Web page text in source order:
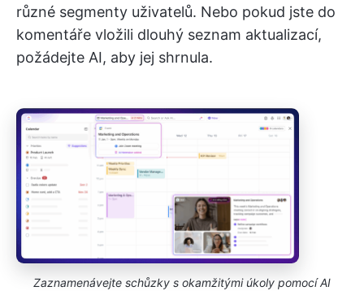
různé segmenty uživatelů. Nebo pokud jste do
komentáře vložili dlouhý seznam aktualizací,
požádejte AI, aby jej shrnula.
Zaznamenávejte schůzky s okamžitými úkoly pomocí AI